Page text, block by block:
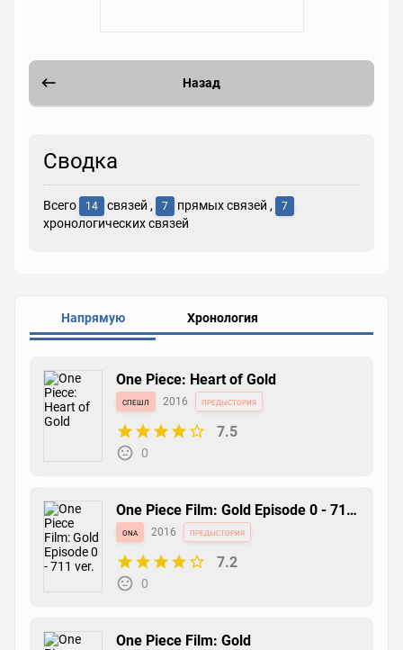
Назад
Сводка
Всего 14 связей , 7 прямых связей , 7
хронологических связей
Напрямую Хронология
One Piece: Heart of Gold
спешл 2016 предыстория
7.5
0
One Piece Film: Gold Episode 0 - 711
ver.
ona 2016 предыстория
7.2
0
One Piece Film: Gold